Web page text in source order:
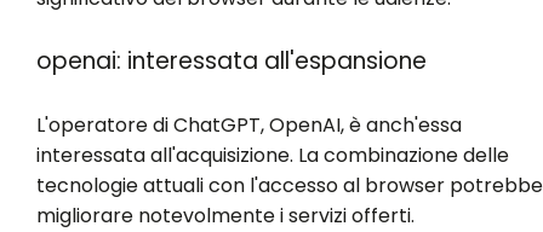
openai: interessata all'espansione
L'operatore di ChatGPT, OpenAI, è anch'essa
interessata all'acquisizione. La combinazione delle
tecnologie attuali con l'accesso al browser potrebbe
migliorare notevolmente i servizi offerti.